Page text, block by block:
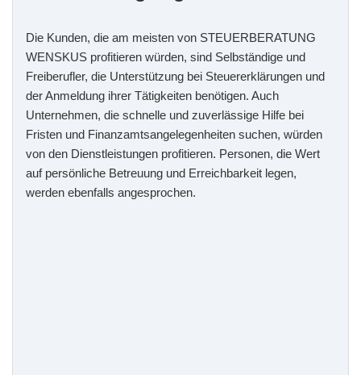
Die Kunden, die am meisten von STEUERBERATUNG
WENSKUS profitieren würden, sind Selbständige und
Freiberufler, die Unterstützung bei Steuererklärungen und
der Anmeldung ihrer Tätigkeiten benötigen. Auch
Unternehmen, die schnelle und zuverlässige Hilfe bei
Fristen und Finanzamtsangelegenheiten suchen, würden
von den Dienstleistungen profitieren. Personen, die Wert
auf persönliche Betreuung und Erreichbarkeit legen,
werden ebenfalls angesprochen.